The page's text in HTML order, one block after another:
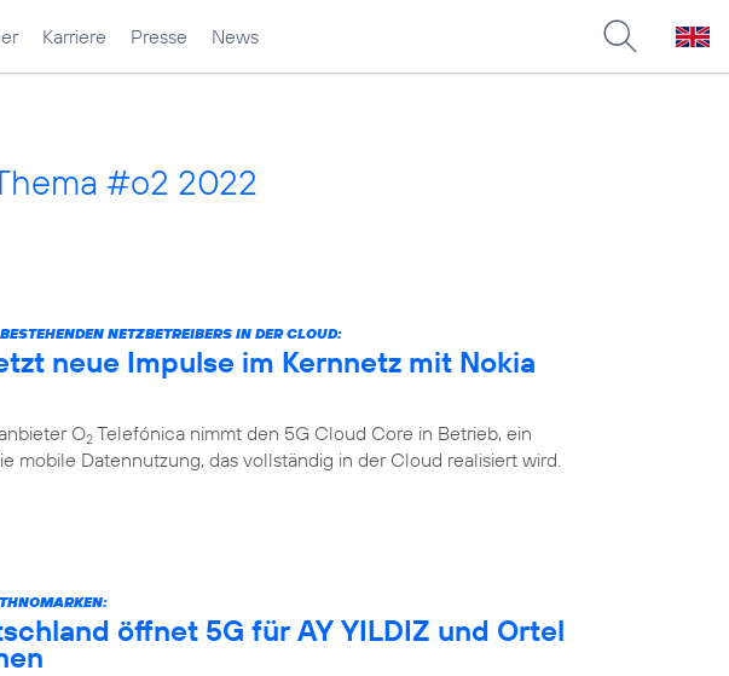
Karriere Presse News
#o2 2022
NETZBETREIBERS IN DER CLOUD:
neue Impulse im Kernnetz mit Nokia
O2 Telefónica nimmt den 5G Cloud Core in Betrieb, ein
mobile Datennutzung, das vollständig in der Cloud realisiert wird.
öffnet 5G für AY YILDIZ und Ortel